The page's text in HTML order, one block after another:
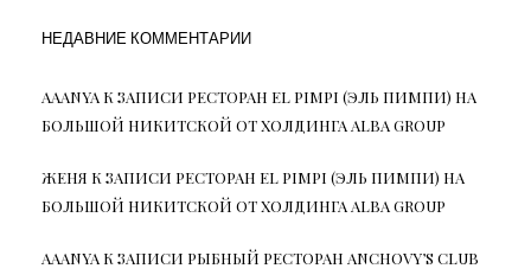
НЕДАВНИЕ КОММЕНТАРИИ
AAANYAК ЗАПИСИ РЕСТОРАН EL PIMPI (ЭЛЬ ПИМПИ) НА
БОЛЬШОЙ НИКИТСКОЙ ОТ ХОЛДИНГА ALBA GROUP
ЖЕНЯ К ЗАПИСИ РЕСТОРАН EL PIMPI (ЭЛЬ ПИМПИ) НА
БОЛЬШОЙ НИКИТСКОЙ ОТ ХОЛДИНГА ALBA GROUP
AAANYAК ЗАПИСИ РЫБНЫЙ РЕСТОРАН ANCHOVY’S CLUB